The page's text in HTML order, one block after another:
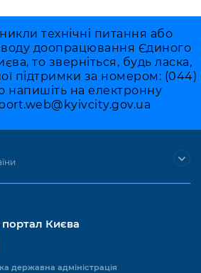
технічні питання або
доопрацювання Єдиного
то зверніться, будь ласка,
підтримки за номером: (044)
напишіть на електронну
Києва
державна адміністрація